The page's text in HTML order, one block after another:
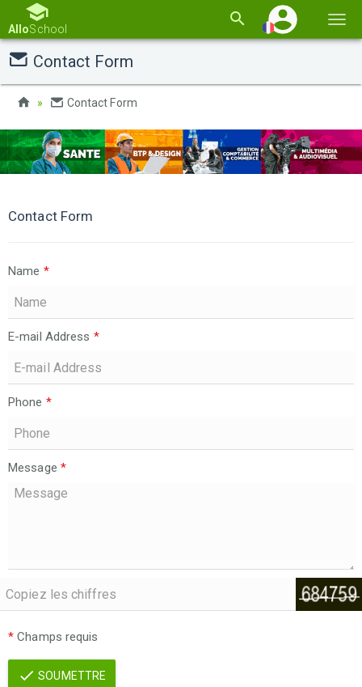
la
AlloSchool
Contact Form
Contact Form
Contact Form
Name *
E-mail Address *
Phone *
Message *
* Champs requis
SOUMETTRE